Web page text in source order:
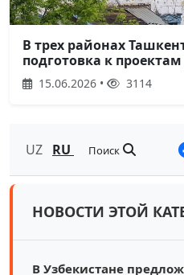
В трех районах
подготовка к
15.06.2026 • 3114
UZ RU Поиск
НОВОСТИ ЭТОЙ
В Узбекистане